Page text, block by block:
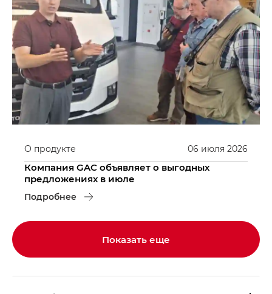
06 июля 2026
О продукте
Компания GAC объявляет о выгодных
предложениях в июле
Подробнее
Показать еще